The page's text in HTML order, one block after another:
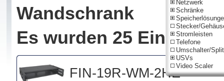
Netzwerk
Schränke
Stecker/
Stromleisten
Telefone
Umschalter/
USVs
Video Scaler
Wandschrank
Es wurden 25 Einträge
FIN-19R-WM-2HE